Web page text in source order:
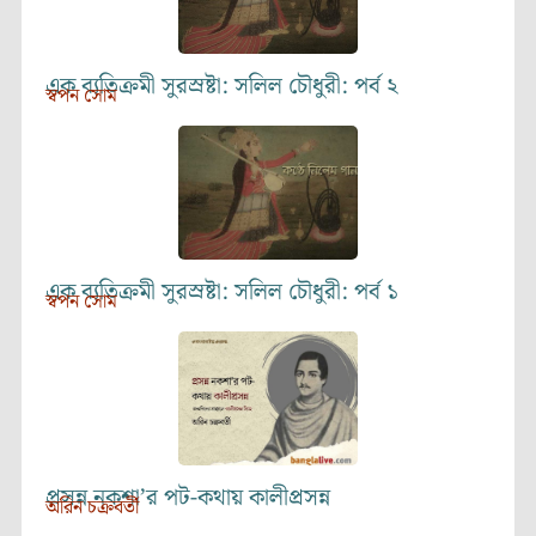
এক ব্যতিক্রমী সুরস্রষ্টা: সলিল চৌধুরী: পর্ব ২
স্বপন সোম
এক ব্যতিক্রমী সুরস্রষ্টা: সলিল চৌধুরী: পর্ব ১
স্বপন সোম
প্রসন্ন নকশা’র পট-কথায় কালীপ্রসন্ন
অরিন চক্রবর্তী